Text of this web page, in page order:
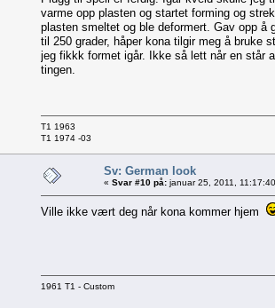
varme opp plasten og startet forming og
plasten smeltet og ble deformert. Gav opp å
til 250 grader, håper kona tilgir meg å bruke
jeg fikkk formet igår. Ikke så lett når en står
tingen.
T1 1963
T1 1974 -03
Sv: German look
« Svar #10 på: januar 25, 2011,
Ville ikke vært deg når kona kommer hjem
1961 T1 - Custom